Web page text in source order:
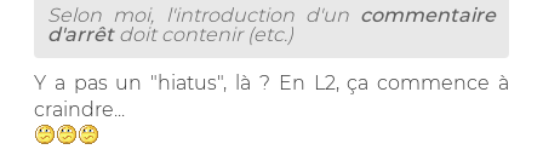
Selon moi, l'introduction d'un commentaire
d'arrêtdoit contenir (etc.)
Y a pas un "hiatus", là ? En L2, ça commence à
craindre...